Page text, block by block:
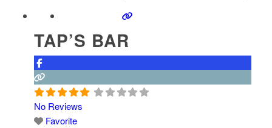
recherchent un lieu de détente, de rencontres ou de
sortie enRead more...
TAP’S BAR
No Reviews
Favorite